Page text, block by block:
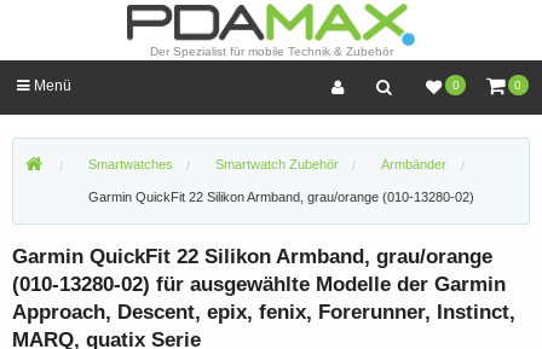
Der Spezialist für mobile Technik & Zubehör
0 0
Menü
Smartwatches Smartwatch Zubehör Armbänder
Garmin QuickFit 22 Silikon Armband, grau/orange (010-13280-02)
Garmin QuickFit 22 Silikon Armband, grau/orange
(010-13280-02) für ausgewählte Modelle der Garmin
Approach, Descent, epix, fenix, Forerunner, Instinct,
MARQ, quatix Serie